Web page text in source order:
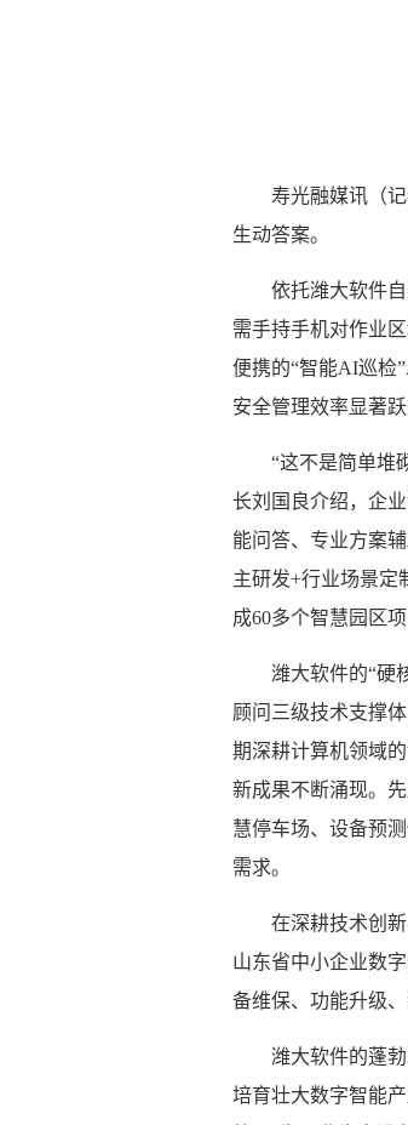
寿光融媒讯（
生动答案。
依托潍大软件
需手持手机对作业
便携的“智能AI巡检
安全管理效率显著跃
“这不是简单堆
长刘国良介绍，企
能问答、专业方案
主研发+行业场景定
成60多个智慧园区
潍大软件的“硬
顾问三级技术支撑
期深耕计算机领域
新成果不断涌现。
慧停车场、设备预
需求。
在深耕技术创
山东省中小企业数
备维保、功能升级
潍大软件的蓬
培育壮大数字智能